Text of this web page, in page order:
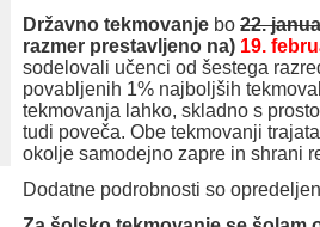
Državno tekmovanje bo 22.
razmer prestavljeno na) 19.
sodelovali učenci od šestega
povabljenih 1% najboljših
tekmovanja lahko, skladno s
tudi poveča. Obe tekmovanji
okolje samodejno zapre in shrani
Dodatne podrobnosti so